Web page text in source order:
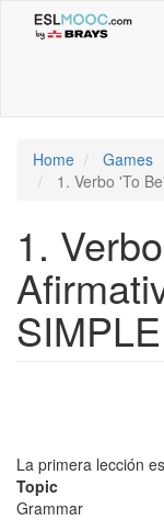
Home
Games
1. Verbo 'To
1.
SIMPLE
La primera lección
Topic
Grammar